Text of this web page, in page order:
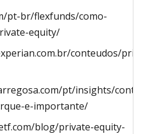
pt-br/flexfunds/como-
equity/
conteudos/
pt/insights/
e-importante/
blog/private-equity-